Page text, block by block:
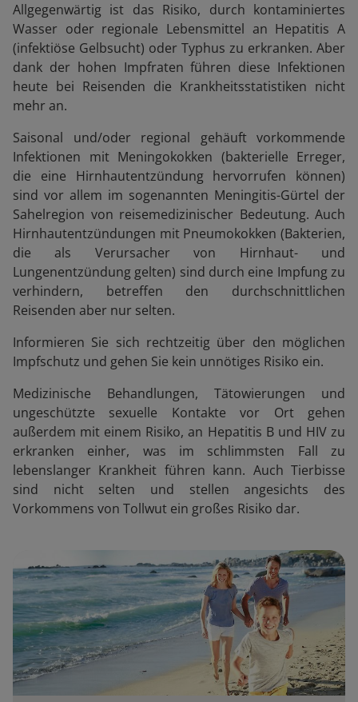
Allgegenwärtig ist das Risiko, durch kontaminiertes
Wasser oder regionale Lebensmittel an Hepatitis A
(infektiöse Gelbsucht) oder Typhus zu erkranken. Aber
dank der hohen Impfraten führen diese Infektionen
heute bei Reisenden die Krankheitsstatistiken nicht
mehr an.
Saisonal und/oder regional gehäuft vorkommende
Infektionen mit Meningokokken (bakterielle Erreger,
die eine Hirnhautentzündung hervorrufen können)
sind vor allem im sogenannten Meningitis-Gürtel der
Sahelregion von reisemedizinischer Bedeutung. Auch
Hirnhautentzündungen mit Pneumokokken (Bakterien,
die als Verursacher von Hirnhaut- und
Lungenentzündung gelten) sind durch eine Impfung zu
verhindern, betreffen den durchschnittlichen
Reisenden aber nur selten.
Informieren Sie sich rechtzeitig über den möglichen
Impfschutz und gehen Sie kein unnötiges Risiko ein.
Medizinische Behandlungen, Tätowierungen und
ungeschützte sexuelle Kontakte vor Ort gehen
außerdem mit einem Risiko, an Hepatitis B und HIV zu
erkranken einher, was im schlimmsten Fall zu
lebenslanger Krankheit führen kann. Auch Tierbisse
sind nicht selten und stellen angesichts des
Vorkommens von Tollwut ein großes Risiko dar.